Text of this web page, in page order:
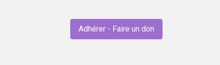
Adhérer - Faire un don